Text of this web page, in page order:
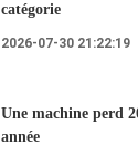
catégorie
2026-07-30 21:22:19
Une machine perd
année